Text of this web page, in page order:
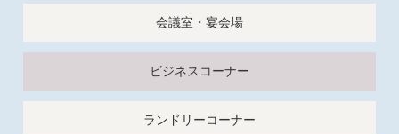
会議室・宴会場
ビジネスコーナー
ランドリーコーナー